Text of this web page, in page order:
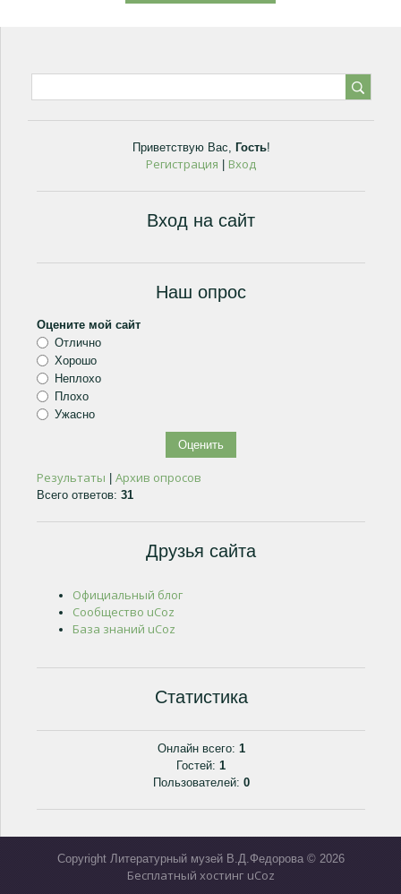
Приветствую Вас, Гость!
Регистрация Вход
Вход на сайт
Наш опрос
Оцените мой сайт
Отлично
Хорошо
Неплохо
Плохо
Ужасно
Результаты Архив опросов
Всего ответов: 31
Друзья сайта
Официальный блог
Сообщество uCoz
База знаний uCoz
Статистика
Онлайн всего: 1
Гостей: 1
Пользователей: 0
Copyright Литературный музей В.Д.Федорова © 2026
Бесплатный хостинг uCoz